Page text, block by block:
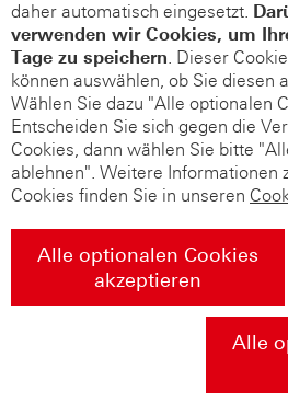
daher automatisch eingesetzt.
verwenden wir Cookies, um
Tage zu speichern. Dieser
können auswählen, ob Sie diesen
Wählen Sie dazu "Alle optionalen
Entscheiden Sie sich gegen die
Cookies, dann wählen Sie bitte
ablehnen". Weitere Informationen
Cookies finden Sie in unseren
Alle optionalen Cookies
akzeptieren
Alle